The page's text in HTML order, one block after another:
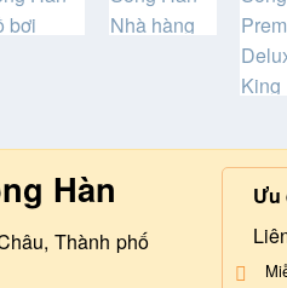
Hàn
Thành phố
Ưu